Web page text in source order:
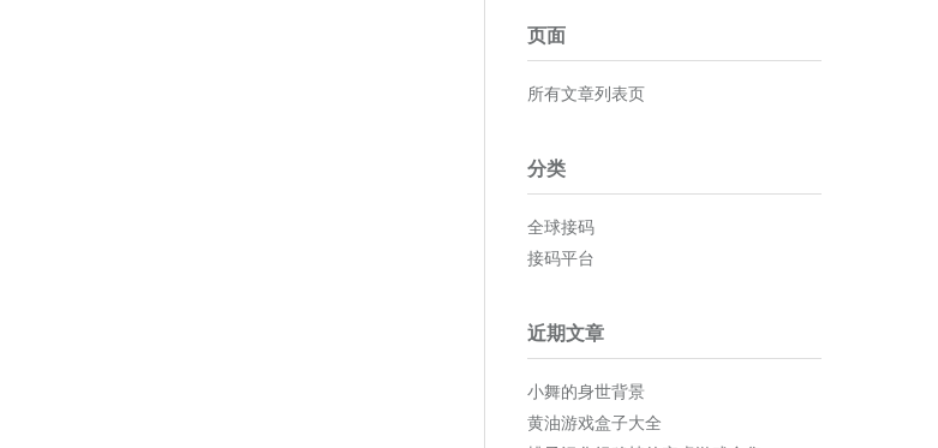
页面
所有文章列表页
分类
全球接码
接码平台
近期文章
小舞的身世背景
黄油游戏盒子大全